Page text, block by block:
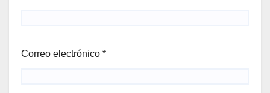
Correo electrónico *